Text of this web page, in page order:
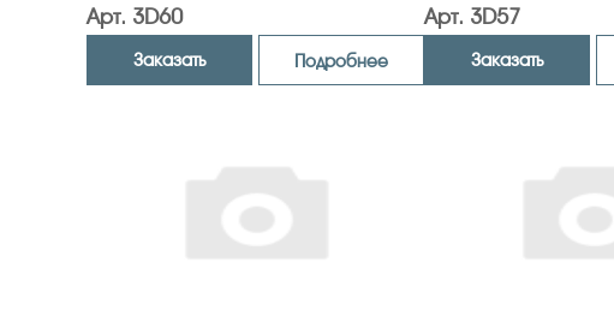
Арт. 3D60
Заказать Подробнее
Арт. 3D57
Заказать